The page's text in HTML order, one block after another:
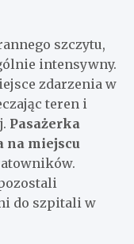
szczytu,
intensywny.
zdarzenia w
teren i
Pasażerka
na miejscu
do szpitali w